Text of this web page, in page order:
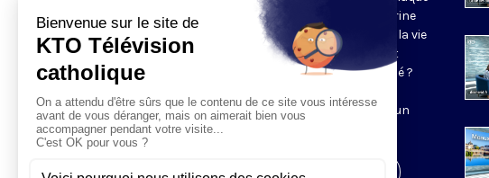
semaine, un évêque est reçu par Honorine
Grasset pour remettre en perspective la vie
et l’actualité de son diocèse. Comment
l’Evangile est-il concrètement annoncé ?
Reportages et interviews nourrissent un
échange franc et direct.
Visiter la page de l'émission